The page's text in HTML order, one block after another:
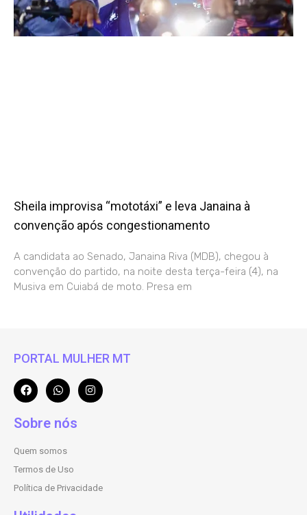
Sheila improvisa “mototáxi” e leva Janaina à
convenção após congestionamento
A candidata ao Senado, Janaina Riva (MDB), chegou à
convenção do partido, na noite desta terça-feira (4), na
Musiva em Cuiabá de moto. Presa em
PORTAL MULHER MT
Sobre nós
Quem somos
Termos de Uso
Política de Privacidade